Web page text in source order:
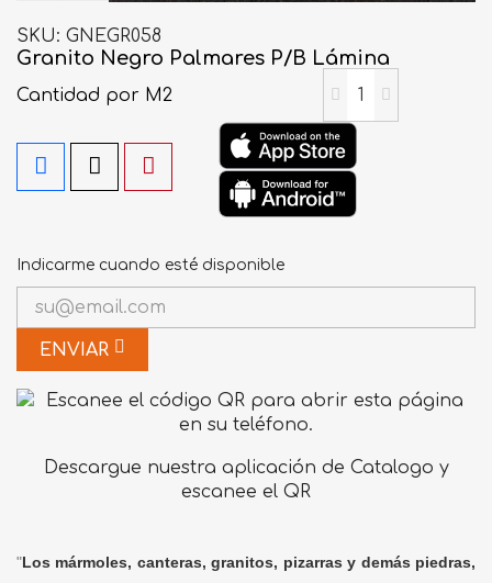
SKU GNEGR058
Granito Negro Palmares P/B Lámina
Cantidad por M2
Indicarme cuando esté disponible
ENVIAR
Descargue nuestra aplicación de Catalogo y
escanee el QR
"Los mármoles, canteras, granitos, pizarras y demás piedras,